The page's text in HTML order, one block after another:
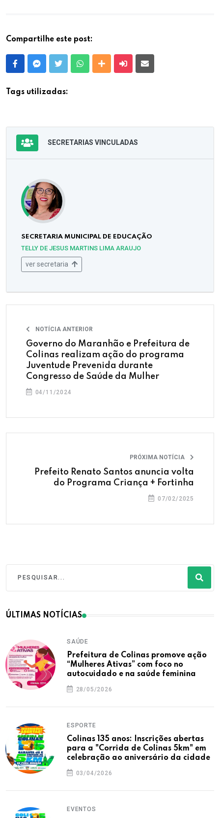
Compartilhe este post:
FacebookMessenger
Twitter WhatsappOutras MídiasEnviar para um amigo
Tags utilizadas:
SECRETARIAS VINCULADAS
SECRETARIA MUNICIPAL DE EDUCAÇÃO
TELLY DE JESUS MARTINS LIMA ARAUJO
ver secretaria
NOTÍCIA ANTERIOR
Governo do Maranhão e Prefeitura de
Colinas realizam ação do programa
Juventude Prevenida durante
Congresso de Saúde da Mulher
04/11/2024
PRÓXIMA NOTÍCIA
Prefeito Renato Santos anuncia volta
do Programa Criança + Fortinha
07/02/2025
ÚLTIMAS NOTÍCIAS
SAÚDE
Prefeitura de Colinas promove ação
“Mulheres Ativas” com foco no
autocuidado e na saúde feminina
28/05/2026
ESPORTE
Colinas 135 anos: Inscrições abertas
para a "Corrida de Colinas 5km" em
celebração ao aniversário da cidade
03/04/2026
EVENTOS